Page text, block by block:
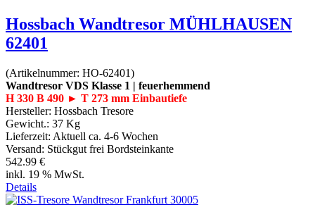
Hossbach Wandtresor MÜHLHAUSEN
62401
(Artikelnummer: HO-62401)
Wandtresor VDS Klasse 1 | feuerhemmend
H 330 B 490 ► T 273 mm Einbautiefe
Hersteller: Hossbach Tresore
Gewicht.: 37 Kg
Lieferzeit: Aktuell ca. 4-6 Wochen
Versand: Stückgut frei Bordsteinkante
542.99 €
inkl. 19 % MwSt.
Details